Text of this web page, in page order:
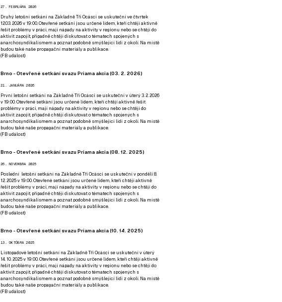
27. FEBRUÁRA 2026
Druhý letošní setkání na Základně Tři Ocásci se uskuteční ve čtvrtek
12.03. 2026 v 19:00. Otevřené setkání jsou určené lidem, kteří chtějí aktivně
řešit problémy v práci, mají nápady na aktivity v regionu nebo se chtějí do
aktivit zapojit, případně chtějí diskutovat o tématech spojených s
anarchosyndikalismem a poznat podobně smýšlející lidi z okolí. Na místě
budou také naše propagační materiály a publikace.
(FB událost)
Brno - Otevřené setkání svazu Priama akcia (03. 2. 2026)
21. JANUÁRA 2026
První letošní setkání na Základně Tři Ocásci se uskuteční v úterý 3. 2. 2026
v 19:00. Otevřené setkání jsou určené lidem, kteří chtějí aktivně řešit
problémy v práci, mají nápady na aktivity v regionu nebo se chtějí do
aktivit zapojit, případně chtějí diskutovat o tématech spojených s
anarchosyndikalismem a poznat podobně smýšlející lidi z okolí. Na místě
budou také naše propagační materiály a publikace.
(FB událost)
Brno - Otevřené setkání svazu Priama akcia (08. 12. 2025)
26. NOVEMBRA 2025
Poslední letošní setkání na Základně Tři Ocásci se uskuteční v ponděli 8.
12. 2025 v 19:00. Otevřené setkání jsou určené lidem, kteří chtějí aktivně
řešit problémy v práci, mají nápady na aktivity v regionu nebo se chtějí do
aktivit zapojit, případně chtějí diskutovat o tématech spojených s
anarchosyndikalismem a poznat podobně smýšlející lidi z okolí. Na místě
budou také naše propagační materiály a publikace.
(FB událost)
Brno - Otevřené setkání svazu Priama akcia (10. 14. 2025)
13. OKTÓBRA 2025
Listopadové letošní setkání na Základně Tři Ocásci se uskuteční v úterý
14. 10. 2025 v 19:00. Otevřené setkání jsou určené lidem, kteří chtějí aktivně
řešit problémy v práci, mají nápady na aktivity v regionu nebo se chtějí do
aktivit zapojit, případně chtějí diskutovat o tématech spojených s
anarchosyndikalismem a poznat podobně smýšlející lidi z okolí. Na místě
budou také naše propagační materiály a publikace.
(FB událost)